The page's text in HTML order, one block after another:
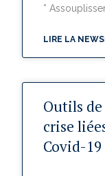
*
LIRE LA
Outils de
crise
Covid-19